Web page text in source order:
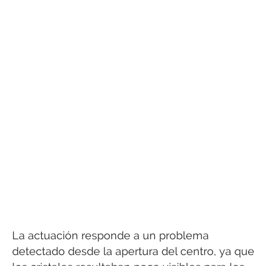
La actuación responde a un problema
detectado desde la apertura del centro, ya que